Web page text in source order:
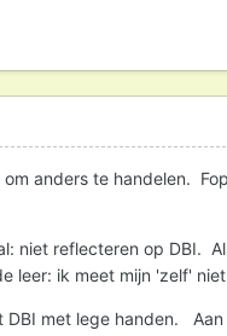
anders te handelen.
reflecteren op DBI.
ik meet mijn 'zelf'
DBI met lege handen. Aan